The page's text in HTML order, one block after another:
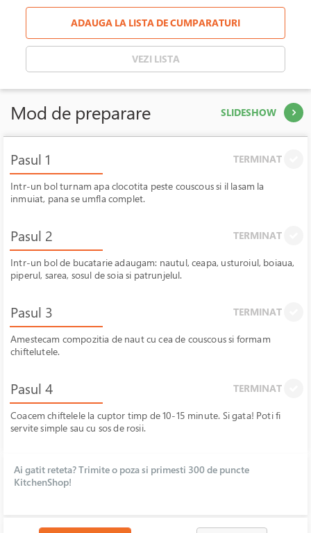
ADAUGA LA LISTA DE CUMPARATURI
VEZI LISTA
Mod de preparare SLIDESHOW
Pasul 1 TERMINAT
Intr-un bol turnam apa clocotita peste couscous si il lasam la
inmuiat, pana se umfla complet.
Pasul 2 TERMINAT
Intr-un bol de bucatarie adaugam: nautul, ceapa, usturoiul, boiaua,
piperul, sarea, sosul de soia si patrunjelul.
Pasul 3 TERMINAT
Amestecam compozitia de naut cu cea de couscous si formam
chiftelutele.
Pasul 4 TERMINAT
Coacem chiftelele la cuptor timp de 10-15 minute. Si gata! Poti fi
servite simple sau cu sos de rosii.
Ai gatit reteta? Trimite o poza si primesti 300 de puncte
KitchenShop!